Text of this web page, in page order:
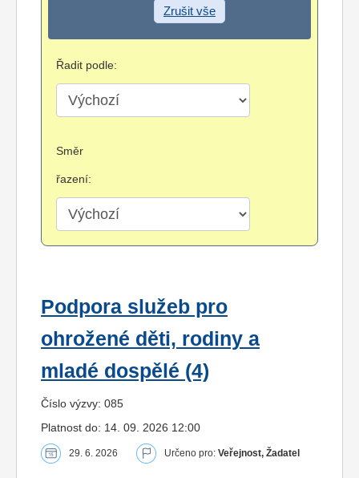
Zrušit vše
Řadit podle:
Směr
řazení:
Podpora služeb pro
ohrožené děti, rodiny a
mladé dospělé (4)
Číslo výzvy: 085
Platnost do: 14. 09. 2026 12:00
29. 6. 2026 Určeno pro: Veřejnost, Žadatel